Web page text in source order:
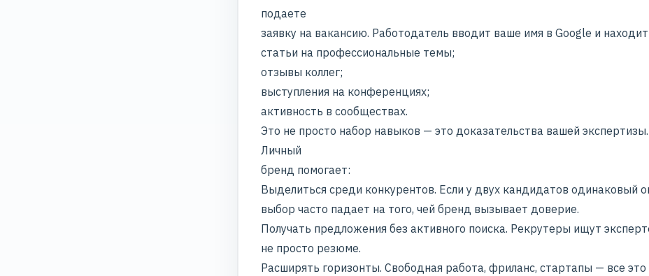
подаете
заявку на вакансию. Работодатель вводит ваше имя в Google и
статьи на профессиональные темы;
отзывы коллег;
выступления на конференциях;
активность в сообществах.
Это не просто набор навыков — это доказательства вашей экспертизы.
Личный
бренд помогает:
Выделиться среди конкурентов. Если у двух кандидатов одинаковый
выбор часто падает на того, чей бренд вызывает доверие.
Получать предложения без активного поиска. Рекрутеры ищут
не просто резюме.
Расширять горизонты. Свободная работа, фриланс, стартапы — все это